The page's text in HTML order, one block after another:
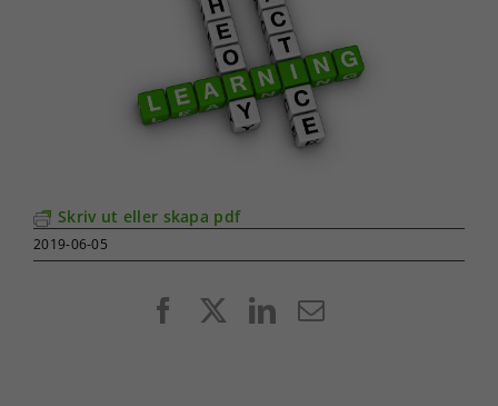
Skriv ut eller skapa pdf
2019-06-05
FacebookLinkedIn
E-